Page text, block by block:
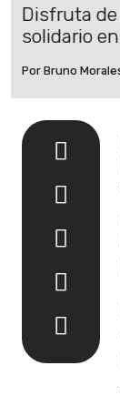
Disfruta de
solidario
Por Bruno